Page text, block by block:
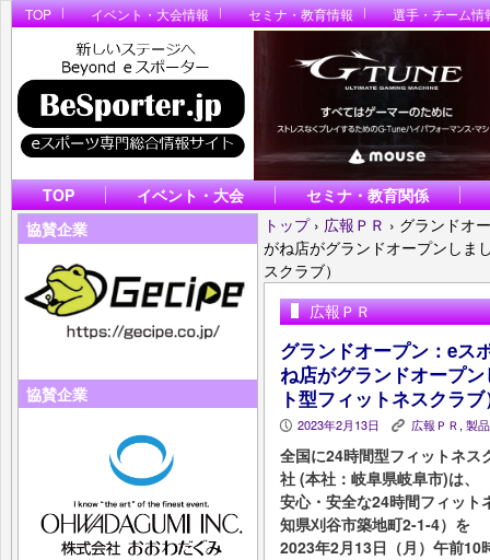
TOP イベント・大会情報 セミナ・教育情報 選手・チーム情
TOP イベント・大会
セミナ・教育関係
協賛企業
協賛企業
トップ › 広報ＰＲ › グランドオ
がね店がグランドオープンしま
スクラブ）
広報ＰＲ
グランドオープン：eス
ね店がグランドオープ
ト型フィットネスクラブ
P 2023年2月13日 K 広報ＰＲ,製
全国に24時間型フィットネス
社 (本社：岐阜県岐阜市)は、
安心・安全な24時間フィット
知県刈谷市築地町2-1-4）を
2023年2月13日（月）午前10